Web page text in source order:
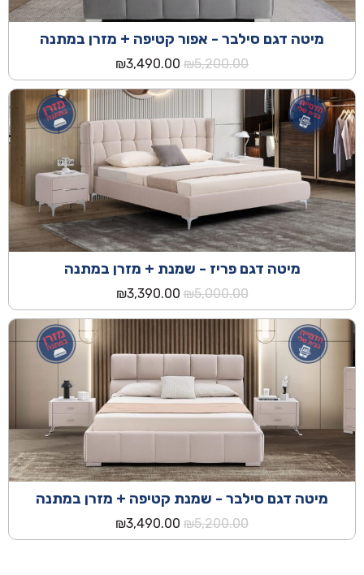
מיטה דגם סילבר - אפור קטיפה + מזרן במתנה
₪5,200.00
המחיר
המקורי
היה:
₪3,490.00
הנוכחי
הוא:
₪3,490.00.
מיטה דגם פריז - שמנת + מזרן במתנה
₪5,000.00
המחיר
המקורי
היה:
₪3,390.00
הנוכחי
הוא:
₪3,390.00.
מיטה דגם סילבר - שמנת קטיפה + מזרן במתנה
₪5,200.00
המחיר
המקורי
₪3,490.00
הנוכחי